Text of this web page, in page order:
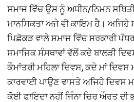
ਸਮਾਜ ਵਿੱਚ ਉਸ ਨੂੰ ਅਧੀਨ/ਨਿਮਨ
ਮਾਨਸਿਕਤਾ ਅਜੇ ਵੀ ਕਾਇਮ ਹੈ। ਅਜਿਹੇ
ਪਿਛੋਕੜ ਵਾਲੇ ਸਮਾਜ ਵਿੱਚ ਸਰਕਾਰੀ
ਸਮਾਜਿਕ ਸੰਸਥਾਵਾਂ ਵੱਲੋਂ ਕਦੇ ਬਾਲੜੀ
ਕੌਮਾਂਤਰੀ ਮਹਿਲਾ ਦਿਵਸ, ਕਦੇ ਮਾਂ
ਕਾਰਵਾਈ ਪਾਉਣ ਵਾਸਤੇ ਅਜਿਹੇ ਦਿਵਸ
ਕੋਈ ਫਾਇਦਾ ਨਹੀਂ ਜਿੰਨਾ ਚਿਰ ਔਰਤ ਦੀ